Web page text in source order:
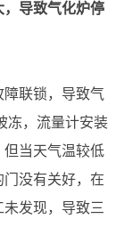
导致气化炉停
障联锁，导致气
冻，流量计安装
当天气温较低
门没有关好，在
发现，导致三